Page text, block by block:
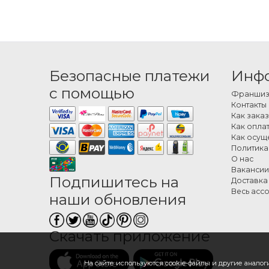
На сайте используются cookie-файлы и другие
Подарок
обычных —
Как
Выберите
Безопасные платежи
с помощью
Подпишитесь на
наши обновления
Скачать приложение
Контакты
Как
Как
Как
О нас
Вакансии
Весь